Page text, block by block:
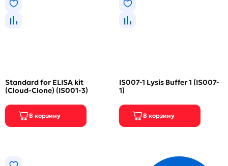
Standard for ELISA kit
(Cloud-Clone) (IS001-3)
IS007-1 Lysis Buffer 1 (IS007-
1)